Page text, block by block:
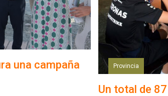
una campaña
Provincia
Un total de